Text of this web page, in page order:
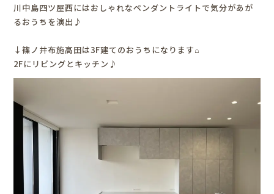
川中島四ツ屋西にはおしゃれなペンダントライトで気分があが
るおうちを演出♪
↓篠ノ井布施高田は3F建てのおうちになります⌂
2Fにリビングとキッチン♪